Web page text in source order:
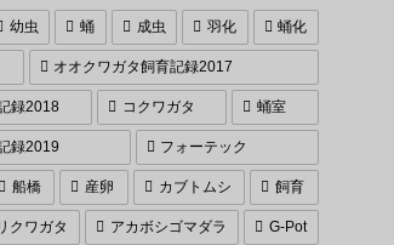
幼虫 蛹 成虫 羽化 蛹化
オオクワガタ飼育記録2017
録2018 コクワガタ 蛹室
録2019 フォーテック
船橋 産卵 カブトムシ 飼育
クワガタ アカボシゴマダラ G-Pot